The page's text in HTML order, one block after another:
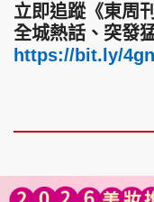
立即追蹤《東周
全城熱話、突發
https://bit.ly/